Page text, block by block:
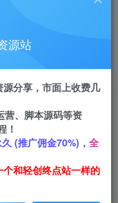
24小时自动赚钱
源站
源分享，市面上收费几
营、脚本源码等资
！
(推广佣金70%)， 全
和轻创终点站一样的